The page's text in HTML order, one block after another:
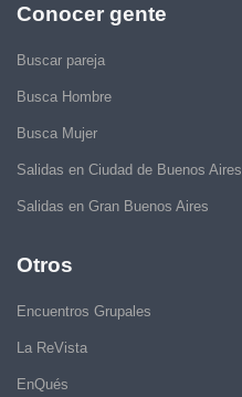
Conocer gente
Buscar pareja
Busca Hombre
Busca Mujer
Salidas en Ciudad de Buenos Aires
Salidas en Gran Buenos Aires
Otros
Encuentros Grupales
La ReVista
EnQués